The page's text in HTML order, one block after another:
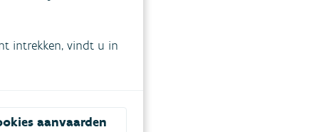
(VMM)
T.OP Dender
intrekken, vindt u in
aanvaarden